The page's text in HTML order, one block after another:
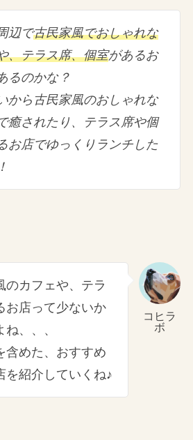
辺で古民家風でおしゃれな
、テラス席、個室があるお
るのかな？
から古民家風のおしゃれな
癒されたり、テラス席や個
お店でゆっくりランチした
コヒラ
ボ
のカフェや、テラ
お店って少ないか
、、、
含めた、おすすめ
を紹介していくね♪